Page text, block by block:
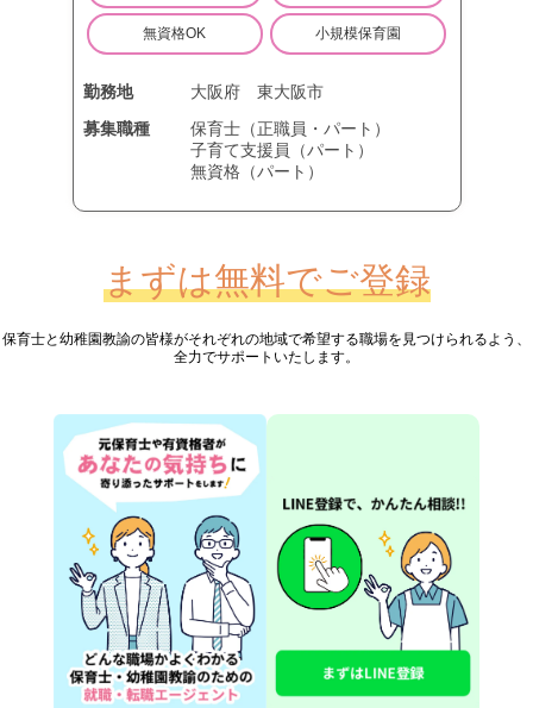
無資格OK 小規模保育園
勤務地 大阪府
東大阪市
募集職種
保育士（正職員・パート）
子育て支援員（パート）
無資格（パート）
まずは無料でご登録
保育士と幼稚園教諭の皆様がそれぞれの地域で希望する職場を見つけられるよう、
全力でサポートいたします。